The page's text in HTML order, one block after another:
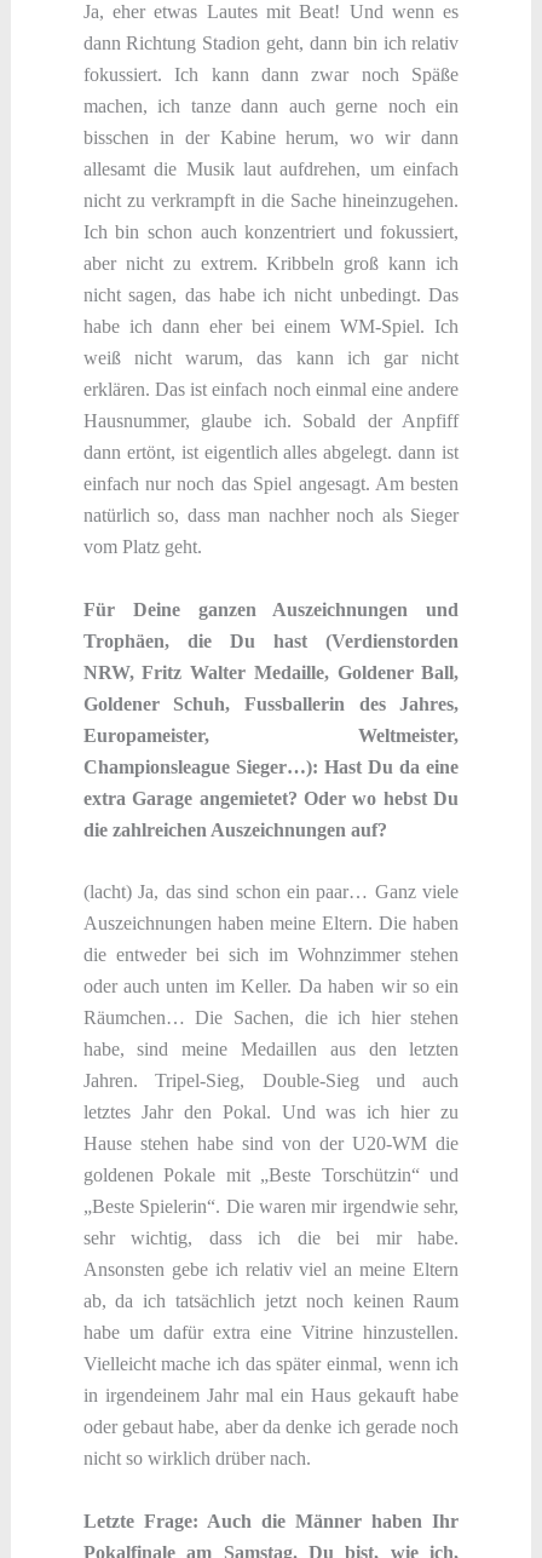
Ja, eher etwas Lautes mit Beat! Und wenn es
dann Richtung Stadion geht, dann bin ich relativ
fokussiert. Ich kann dann zwar noch Späße
machen, ich tanze dann auch gerne noch ein
bisschen in der Kabine herum, wo wir dann
allesamt die Musik laut aufdrehen, um einfach
nicht zu verkrampft in die Sache hineinzugehen.
Ich bin schon auch konzentriert und fokussiert,
aber nicht zu extrem. Kribbeln groß kann ich
nicht sagen, das habe ich nicht unbedingt. Das
habe ich dann eher bei einem WM-Spiel. Ich
weiß nicht warum, das kann ich gar nicht
erklären. Das ist einfach noch einmal eine andere
Hausnummer, glaube ich. Sobald der Anpfiff
dann ertönt, ist eigentlich alles abgelegt. dann ist
einfach nur noch das Spiel angesagt. Am besten
natürlich so, dass man nachher noch als Sieger
vom Platz geht.
Für Deine ganzen Auszeichnungen und
Trophäen, die Du hast (Verdienstorden
NRW, Fritz Walter Medaille, Goldener Ball,
Goldener Schuh, Fussballerin des Jahres,
Europameister, Weltmeister,
Championsleague Sieger…): Hast Du da eine
extra Garage angemietet? Oder wo hebst Du
die zahlreichen Auszeichnungen auf?
(lacht) Ja, das sind schon ein paar… Ganz viele
Auszeichnungen haben meine Eltern. Die haben
die entweder bei sich im Wohnzimmer stehen
oder auch unten im Keller. Da haben wir so ein
Räumchen… Die Sachen, die ich hier stehen
habe, sind meine Medaillen aus den letzten
Jahren. Tripel-Sieg, Double-Sieg und auch
letztes Jahr den Pokal. Und was ich hier zu
Hause stehen habe sind von der U20-WM die
goldenen Pokale mit „Beste Torschützin“ und
„Beste Spielerin“. Die waren mir irgendwie sehr,
sehr wichtig, dass ich die bei mir habe.
Ansonsten gebe ich relativ viel an meine Eltern
ab, da ich tatsächlich jetzt noch keinen Raum
habe um dafür extra eine Vitrine hinzustellen.
Vielleicht mache ich das später einmal, wenn ich
in irgendeinem Jahr mal ein Haus gekauft habe
oder gebaut habe, aber da denke ich gerade noch
nicht so wirklich drüber nach.
Letzte Frage: Auch die Männer haben Ihr
Pokalfinale am Samstag. Du bist, wie ich,